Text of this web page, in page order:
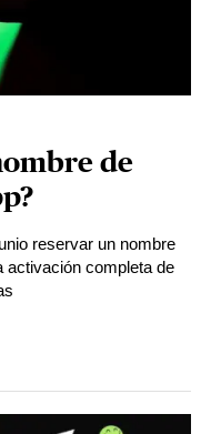
de
reservar un nombre
activación completa de